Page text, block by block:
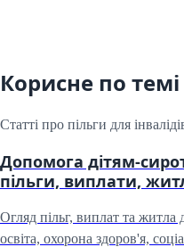
Корисне по темі
Статті про пільги для
Допомога дітям-
пільги, виплати,
Огляд пільг, виплат та житла
освіта, охорона здоров'я,